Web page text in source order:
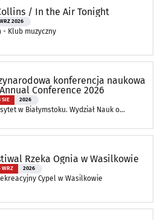
/ In the Air Tonight
2026
- Klub muzyczny
konferencja naukowa
Annual Conference 2026
SIE 2026
w Białymstoku. Wydział Nauk o
Rzeka Ognia w Wasilkowie
WRZ 2026
Cypel w Wasilkowie